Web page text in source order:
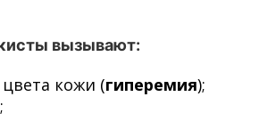
вызывают:
кожи (гиперемия);
;